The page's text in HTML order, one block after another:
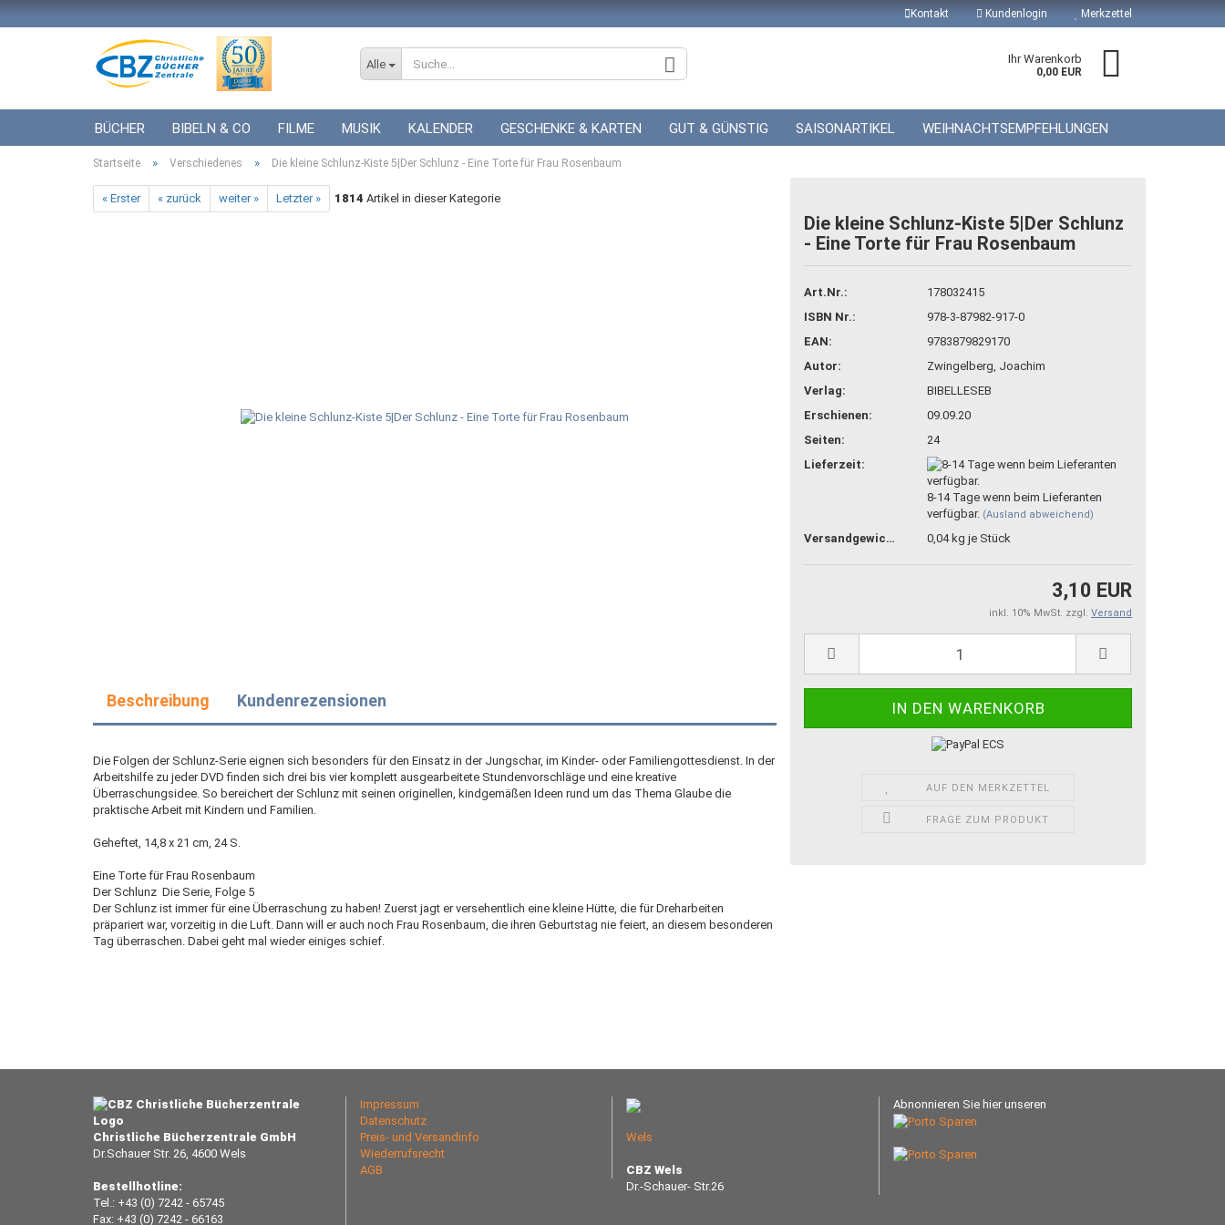
Kontakt Kundenlogin
Passwort vergessen?
Merkzettel
Alle Ihr Warenkorb
0,00 EUR
BÜCHER BIBELN & CO FILME MUSIK KALENDER GESCHENKE & KARTEN GUT & GÜNSTIG SAISONARTIKEL WEIHNACHTSEMPFEHLUNGEN
ICF BÜCHER VERSCHIEDENES GESCHENKE ZUR HOCHZEIT GUTSCHEINE
Startseite » Verschiedenes » Die kleine Schlunz-Kiste 5|Der Schlunz - Eine Torte für Frau Rosenbaum
« Erster « zurück weiter » Letzter » 1814 Artikel in dieser Kategorie
Die kleine Schlunz-Kiste 5|Der Schlunz
- Eine Torte für Frau Rosenbaum
Art.Nr.:
178032415
ISBN Nr.:
978-3-87982-917-0
EAN:
9783879829170
Autor:
Zwingelberg, Joachim
Verlag:
BIBELLESEB
Erschienen:
09.09.20
Seiten:
24
Lieferzeit:
8-14 Tage wenn beim Lieferanten
verfügbar. (Ausland abweichend)
Versandgewicht: 0,04kg je Stück
3,10 EUR
inkl. 10% MwSt. zzgl. Versand
AUF DEN MERKZETTEL
FRAGE ZUM PRODUKT
Beschreibung Kundenrezensionen
Die Folgen der Schlunz-Serie eignen sich besonders für den Einsatz in der Jungschar, im Kinder- oder Familiengottesdienst. In der
Arbeitshilfe zu jeder DVD finden sich drei bis vier komplett ausgearbeitete Stundenvorschläge und eine kreative
Überraschungsidee. So bereichert der Schlunz mit seinen originellen, kindgemäßen Ideen rund um das Thema Glaube die
praktische Arbeit mit Kindern und Familien.
Geheftet, 14,8 x 21 cm, 24 S.
Eine Torte für Frau Rosenbaum
Der Schlunz  Die Serie, Folge 5
Der Schlunz ist immer für eine Überraschung zu haben! Zuerst jagt er versehentlich eine kleine Hütte, die für Dreharbeiten
präpariert war, vorzeitig in die Luft. Dann will er auch noch Frau Rosenbaum, die ihren Geburtstag nie feiert, an diesem besonderen
Tag überraschen. Dabei geht mal wieder einiges schief.
Christliche Bücherzentrale GmbH
Dr.Schauer Str. 26, 4600 Wels
Bestellhotline:
Tel.: +43 (0) 7242 - 65745
Fax: +43 (0) 7242 - 66163
Impressum
Datenschutz
Preis- und Versandinfo
Wiederrufsrecht
AGB
Wels
CBZ Wels
Dr.-Schauer- Str.26
Abnonnieren Sie hier unseren